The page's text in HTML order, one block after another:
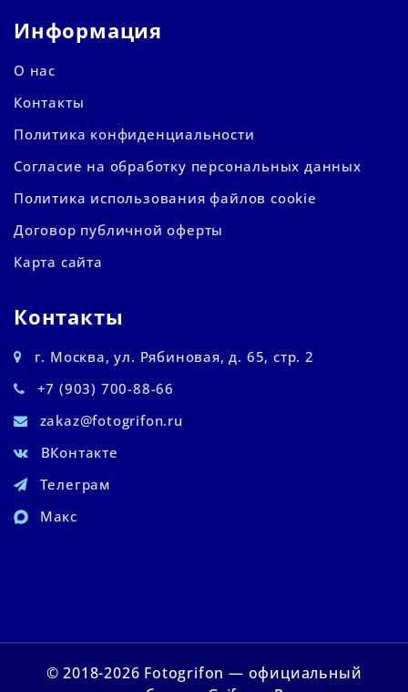
Информация
О нас
Контакты
Политика конфиденциальности
Согласие на обработку персональных данных
Политика использования файлов cookie
Договор публичной оферты
Карта сайта
Контакты
г. Москва, ул. Рябиновая, д. 65, стр. 2
+7 (903) 700-88-66
zakaz@fotogrifon.ru
ВКонтакте
Телеграм
Макс
© 2018-2026 Fotogrifon — официальный